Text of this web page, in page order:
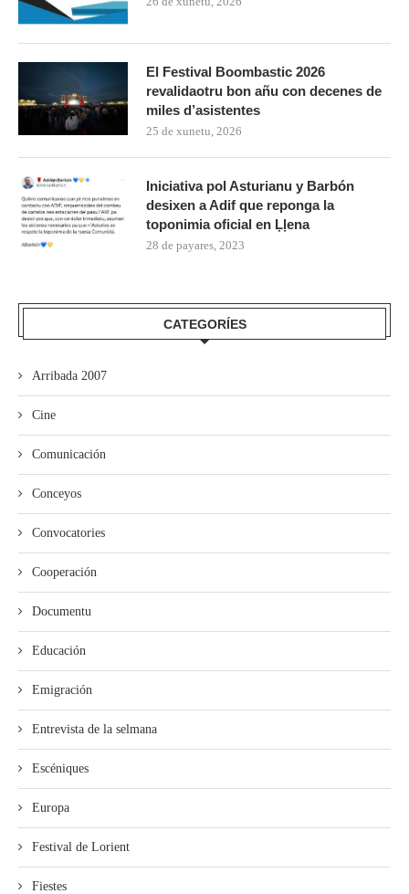
El Festival Boombastic 2026
revalidaotru bon añu con decenes de
miles d’asistentes
25 de xunetu, 2026
Iniciativa pol Asturianu y Barbón
desixen a Adif que reponga la
toponimia oficial en Ḷḷena
28 de payares, 2023
CATEGORÍES
Arribada 2007
Cine
Comunicación
Conceyos
Convocatories
Cooperación
Documentu
Educación
Emigración
Entrevista de la selmana
Escéniques
Europa
Festival de Lorient
Fiestes